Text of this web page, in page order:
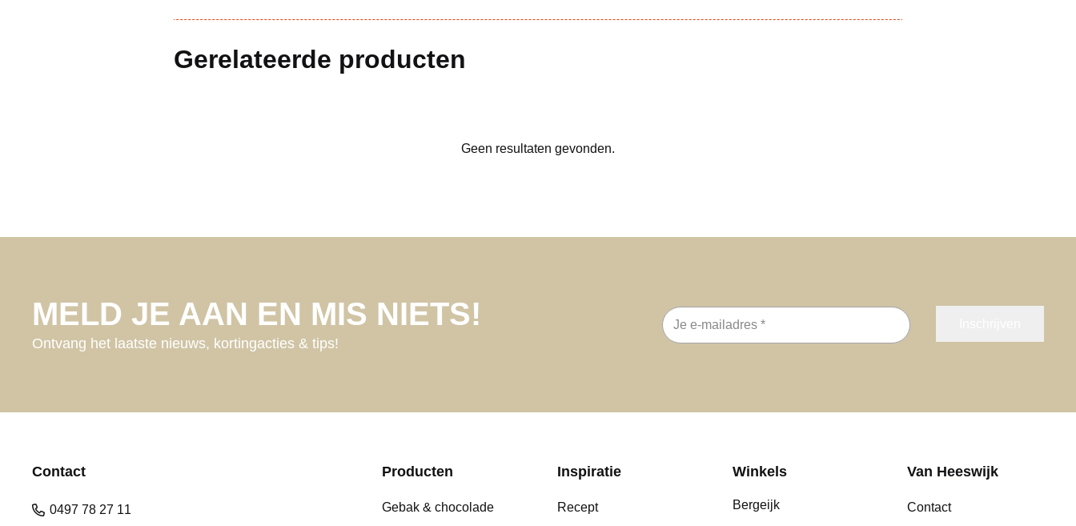
Gerelateerde producten
Geen resultaten gevonden.
MELD JE AAN EN MIS NIETS!
Ontvang het laatste nieuws, kortingacties & tips!
E-
mailadres
Contact
0497 78 27 11
Producten
Gebak & chocolade
Inspiratie
Recept
Winkels
Bergeijk
Van Heeswijk
Contact